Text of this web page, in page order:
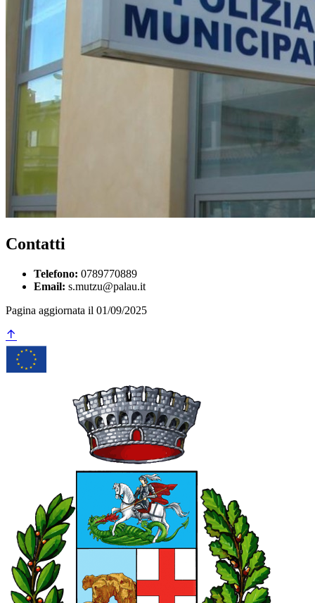
Contatti
Telefono: 0789770889
Email: s.mutzu@palau.it
Pagina aggiornata il 01/09/2025